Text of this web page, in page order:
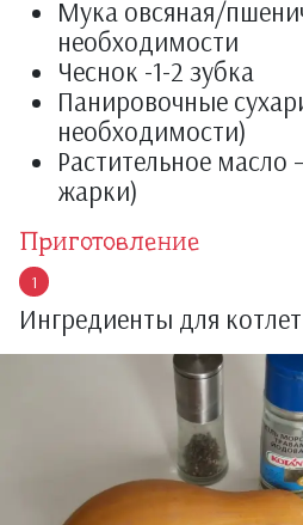
Мука овсяная/
необходимости
Чеснок -1-2 зубка
Панировочные
необходимости)
Растительное масло
жарки)
Приготовление
Ингредиенты для